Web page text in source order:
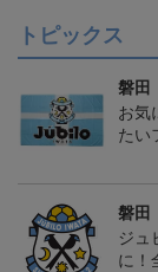
トピックス
磐田
お気
たい
磐田
ジュ
に！